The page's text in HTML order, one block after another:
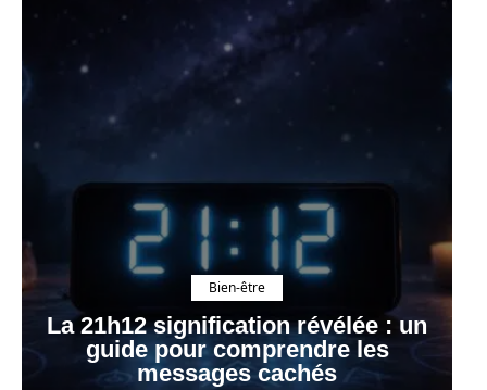
Bien-être
La 21h12 signification révélée : un
guide pour comprendre les
messages cachés